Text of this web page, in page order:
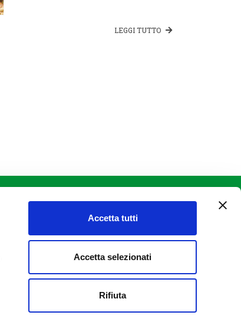
Accetta tutti
Accetta selezionati
Rifiuta
LEGGI TUTTO
Informativa Privacy e Cookie Policy
Videosorveglianza